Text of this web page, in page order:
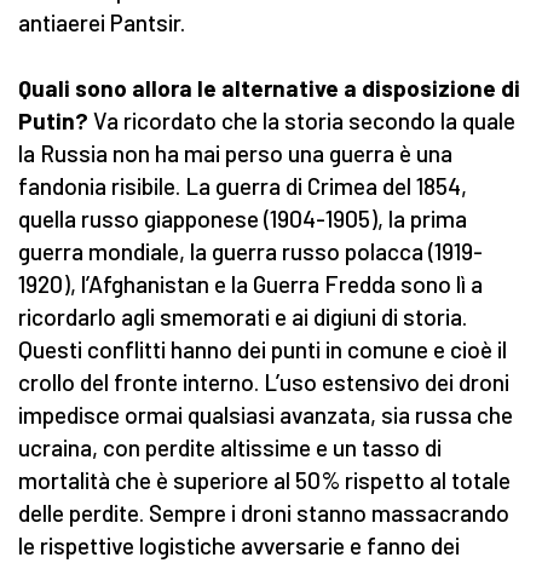
antiaerei Pantsir.
Quali sono allora le alternative a disposizione di
Putin? Va ricordato che la storia secondo la quale
la Russia non ha mai perso una guerra è una
fandonia risibile. La guerra di Crimea del 1854,
quella russo giapponese (1904-1905), la prima
guerra mondiale, la guerra russo polacca (1919-
1920), l’Afghanistan e la Guerra Fredda sono lì a
ricordarlo agli smemorati e ai digiuni di storia.
Questi conflitti hanno dei punti in comune e cioè il
crollo del fronte interno. L’uso estensivo dei droni
impedisce ormai qualsiasi avanzata, sia russa che
ucraina, con perdite altissime e un tasso di
mortalità che è superiore al 50% rispetto al totale
delle perdite. Sempre i droni stanno massacrando
le rispettive logistiche avversarie e fanno dei